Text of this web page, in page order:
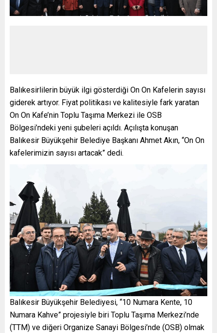
Balıkesirlilerin büyük ilgi gösterdiği On On Kafelerin sayısı
giderek artıyor. Fiyat politikası ve kalitesiyle fark yaratan
On On Kafe’nin Toplu Taşıma Merkezi ile OSB
Bölgesi’ndeki yeni şubeleri açıldı. Açılışta konuşan
Balıkesir Büyükşehir Belediye Başkanı Ahmet Akın, “On On
kafelerimizin sayısı artacak” dedi.
Balıkesir Büyükşehir Belediyesi, “10 Numara Kente, 10
Numara Kahve” projesiyle biri Toplu Taşıma Merkezi’nde
(TTM) ve diğeri Organize Sanayi Bölgesi’nde (OSB) olmak